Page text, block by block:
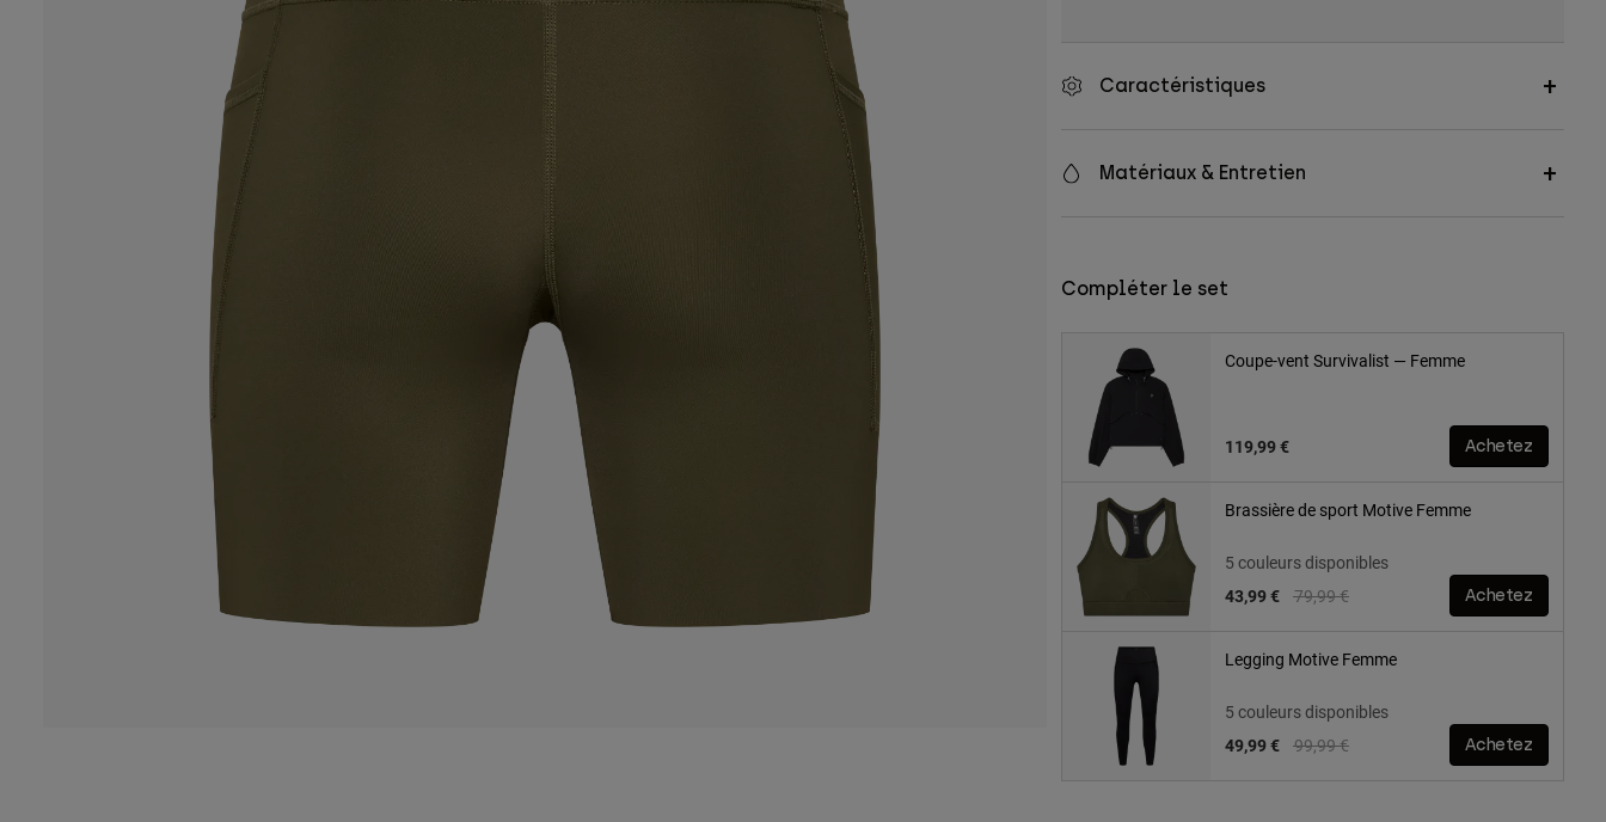
Caractéristiques
Matériaux & Entretien
Compléter le set
Coupe-vent Survivalist — Femme
119,99 € Achetez
Brassière de sport Motive Femme
5 couleurs disponibles
Price reduced from
79,99 €to
43,99 € Achetez
Legging Motive Femme
5 couleurs disponibles
Price reduced from
99,99 €to
49,99 € Achetez